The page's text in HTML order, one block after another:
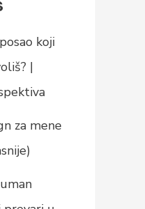
koji
|
za mene